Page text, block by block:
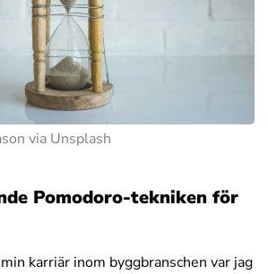
via Unsplash
Pomodoro-tekniken för
karriär inom byggbranschen var jag